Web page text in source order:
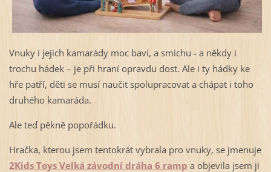
Vnuky i jejich kamarády moc baví, a smíchu - a někdy i
trochu hádek – je při hraní opravdu dost. Ale i ty hádky ke
hře patří, děti se musí naučit spolupracovat a chápat i toho
druhého kamaráda.
Ale teď pěkně popořádku.
Hračka, kterou jsem tentokrát vybrala pro vnuky, se jmenuje
2Kids Toys Velká závodní dráha 6 ramp a objevila jsem ji